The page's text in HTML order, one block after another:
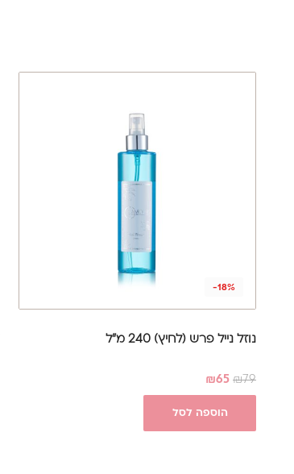
-18%
נוזל נייל פרש (לחיץ) 240 מ"ל
₪79
₪65
הוספה לסל